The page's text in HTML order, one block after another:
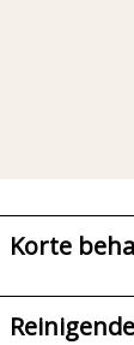
Korte